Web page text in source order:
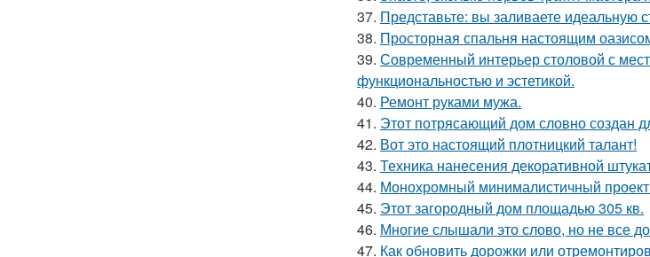
37. Представьте: вы заливаете идеальную
38. Просторная спальня настоящим
39. Современный интерьер столовой с
функциональностью и эстетикой.
40. Ремонт руками мужа.
41. Этот потрясающий дом словно создан
42. Вот это настоящий плотницкий талант!
43. Техника нанесения декоративной
44. Монохромный минималистичный
45. Этот загородный дом площадью 305 кв.
46. Многие слышали это слово, но не все
47. Как обновить дорожки или